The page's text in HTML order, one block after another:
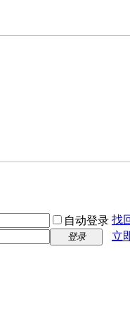
自动登录 找
登录
立